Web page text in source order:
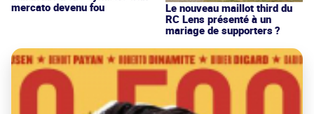
mercato devenu fou
Le nouveau maillot third du
RC Lens présenté à un
mariage de supporters ?